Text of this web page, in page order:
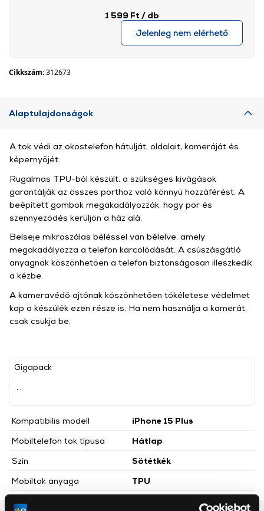
1 599 Ft / db
Jelenleg nem elérhető
Cikkszám:312673
Alaptulajdonságok
Gigapack
Kompatibilis modell
iPhone 15 Plus
Mobiltelefon tok típusa
Hátlap
Szín
Sötétkék
Mobiltok anyaga
TPU
A tok védi az okostelefon hátulját, oldalait, kameráját és
képernyőjét.
Rugalmas TPU-ból készült, a szükséges kivágások
garantálják az összes porthoz való könnyű hozzáférést. A
beépített gombok megakadályozzák, hogy por és
szennyeződés kerüljön a ház alá.
Belseje mikroszálas béléssel van bélelve, amely
megakadályozza a telefon karcolódását. A csúszásgátló
anyagnak köszönhetően a telefon biztonságosan illeszkedik
a kézbe.
A kameravédő ajtónak köszönhetően tökéletese védelmet
kap a készülék ezen része is. Ha nem használja a kamerát,
csak csukja be.